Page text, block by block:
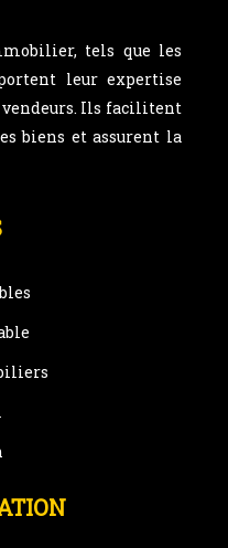
tels que les
leur expertise
vendeurs. Ils facilitent
biens et assurent la